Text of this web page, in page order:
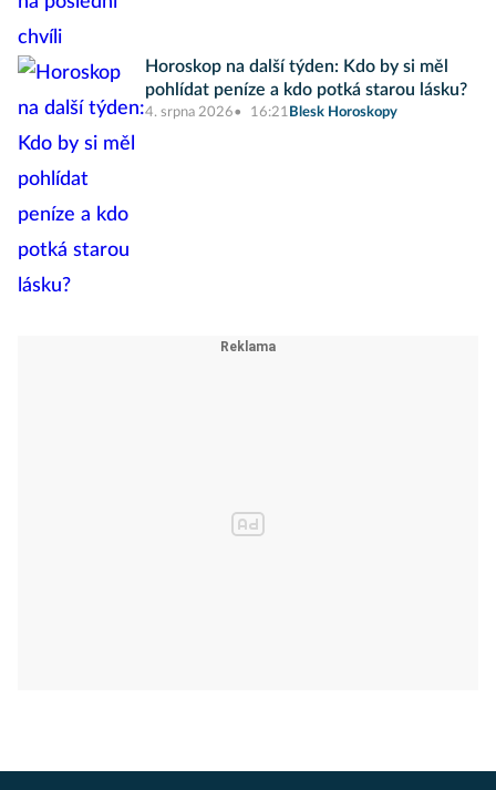
Horoskop na další týden: Kdo by si měl
pohlídat peníze a kdo potká starou lásku?
4. srpna 2026 16:21 Blesk Horoskopy